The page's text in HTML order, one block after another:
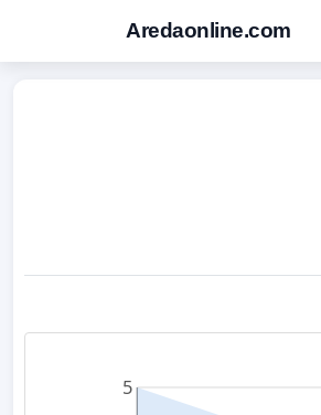
Aredaonline.com
5